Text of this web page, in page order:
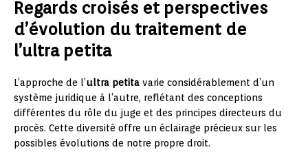
Regards croisés et perspectives
d’évolution du traitement de
l’ultra petita
L’approche de l’ultra petita varie considérablement d’un
système juridique à l’autre, reflétant des conceptions
différentes du rôle du juge et des principes directeurs du
procès. Cette diversité offre un éclairage précieux sur les
possibles évolutions de notre propre droit.